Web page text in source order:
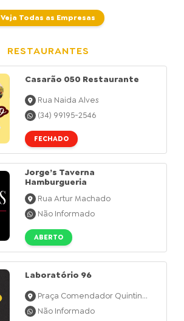
Veja Todas as Empresas
RESTAURANTES
Casarão 050 Restaurante
Rua Naida Alves
(34) 99195-2546
FECHADO
Jorge’s Taverna
Hamburgueria
Rua Artur Machado
Não Informado
ABERTO
Laboratório 96
Praça Comendador Quintin...
Não Informado